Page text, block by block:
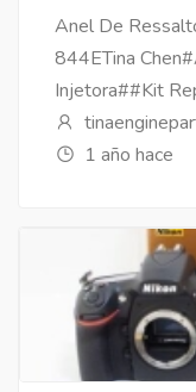
Anel De
844ETina
Injetora##Kit
1 año hace